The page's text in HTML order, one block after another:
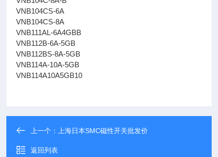
VNB104CS-6A
VNB104CS-8A
VNB111AL-6A4GBB
VNB112B-6A-5GB
VNB112BS-8A-5GB
VNB114A-10A-5GB
VNB114A10A5GB10
上一个： 上海日本SMC磁性开关批发价
返回列表